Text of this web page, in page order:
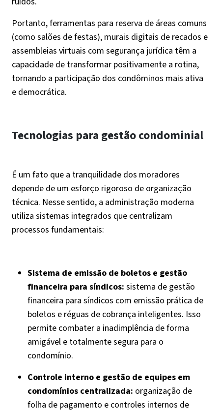
Portanto, ferramentas para reserva de áreas comuns
(como salões de festas), murais digitais de recados e
assembleias virtuais com segurança jurídica têm a
capacidade de transformar positivamente a rotina,
tornando a participação dos condôminos mais ativa
e democrática.
Tecnologias para gestão condominial
É um fato que a tranquilidade dos moradores
depende de um esforço rigoroso de organização
técnica. Nesse sentido, a administração moderna
utiliza sistemas integrados que centralizam
processos fundamentais:
Sistema de emissão de boletos e gestão
financeira para síndicos: sistema de gestão
financeira para síndicos com emissão prática de
boletos e réguas de cobrança inteligentes. Isso
permite combater a inadimplência de forma
amigável e totalmente segura para o
condomínio.
Controle interno e gestão de equipes em
condomínios centralizada: organização de
folha de pagamento e controles internos de